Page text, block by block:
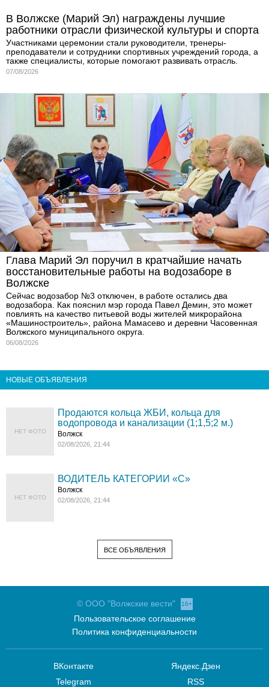
В Волжске (Марий Эл) награждены лучшие
работники отрасли физической культуры и спорта
Участниками церемонии стали руководители, тренеры-
преподаватели и сотрудники спортивных учреждений города, а
также специалисты, которые помогают развивать отрасль.
07/08/2026
Глава Марий Эл поручил в кратчайшие начать
восстановительные работы на водозаборе в
Волжске
Сейчас водозабор №3 отключен, в работе остались два
водозабора. Как пояснил мэр города Павел Демин, это может
повлиять на качество питьевой воды жителей микрорайона
«Машиностроитель», района Мамасево и деревни Часовенная
Волжского муниципального округа.
06/08/2026
НОВЫЕ ОБЪЯВЛЕНИЯ
НЕТ ФОТО
Продаются кольца ЖБИ, кольца для
водопровода и канализации (1;1,5;2 м.)
Волжск
02/08/2026, 21:44
НЕТ ФОТО
ВОДИТЕЛЬ КАТЕГОРИИ «C»
Волжск
02/08/2026, 21:44
ВСЕ ОБЪЯВЛЕНИЯ
© ООО "Волжские вести" 16+
Пользовательское соглашение
Политика конфиденциальности
ВКонтакте
Telegram
Яндекс.Дзен
RSS